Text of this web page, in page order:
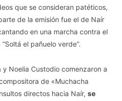
que se consideran patéticos,
de la emisión fue el de Naír
en una marcha contra el
el pañuelo verde”.
Noelia Custodio comenzaron a
de «Muchacha
directos hacia Naír, se